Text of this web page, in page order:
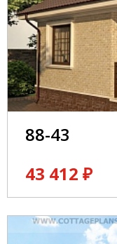
88-43
43 412 ₽